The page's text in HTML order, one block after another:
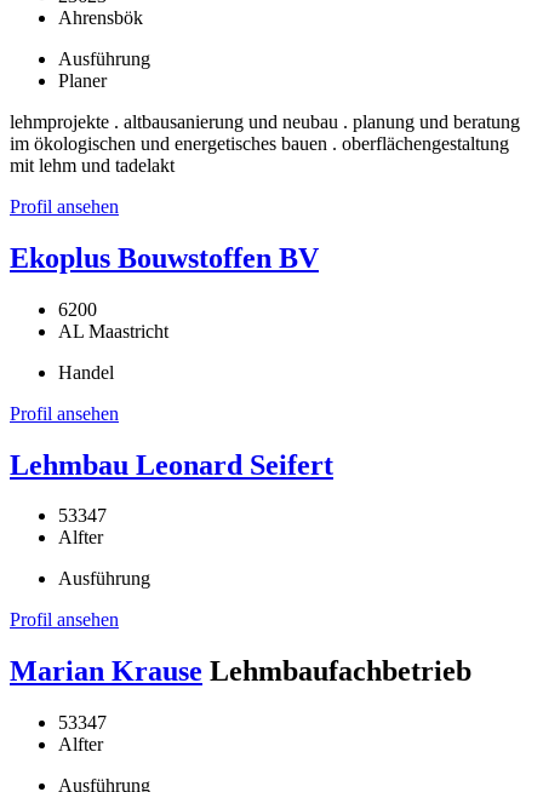
Ahrensbök
Ausführung
Planer
lehmprojekte . altbausanierung und neubau . planung und beratung
im ökologischen und energetisches bauen . oberflächengestaltung
mit lehm und tadelakt
Profil ansehen
Ekoplus Bouwstoffen BV
6200
AL Maastricht
Handel
Profil ansehen
Lehmbau Leonard Seifert
53347
Alfter
Ausführung
Profil ansehen
Marian Krause Lehmbaufachbetrieb
53347
Alfter
Ausführung